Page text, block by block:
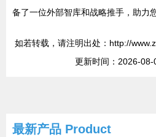
备了一位外部智库和战略推手，助力
如若转载，请注明出处：http://
更新时间：2026-
最新产品 Product